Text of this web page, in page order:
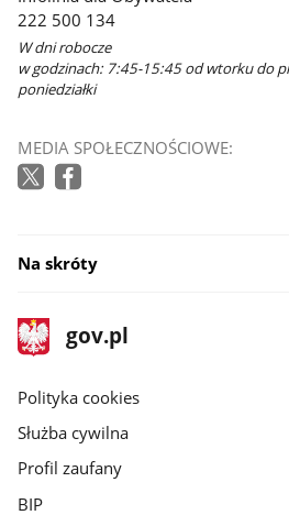
222 500 134
W dni robocze
w godzinach: 7:45-15:45 od wtorku do
poniedziałki
MEDIA SPOŁECZNOŚCIOWE:
Na skróty
stopka
gov.pl
Strona
gov.pl
gov.pl
Polityka cookies
Służba cywilna
Profil zaufany
BIP